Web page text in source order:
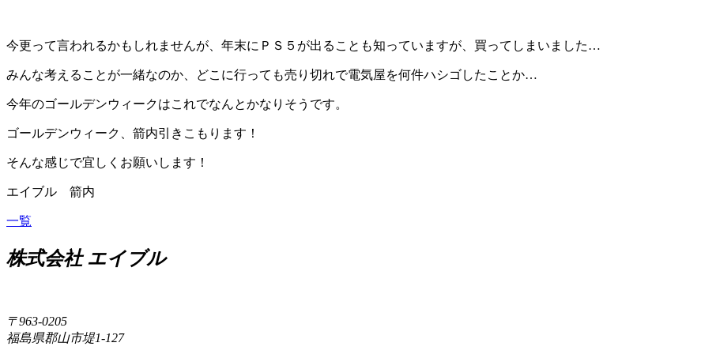
今更って言われるかもしれませんが、年末にＰＳ５が出ることも知っていますが、買ってしまいました…
みんな考えることが一緒なのか、どこに行っても売り切れで電気屋を何件ハシゴしたことか…
今年のゴールデンウィークはこれでなんとかなりそうです。
ゴールデンウィーク、箭内引きこもります！
そんな感じで宜しくお願いします！
エイブル 箭内
一覧
株式会社 エイブル
〒963-0205
福島県郡山市堤1-127